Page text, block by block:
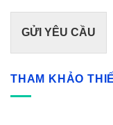
GỬI YÊU CẦU
THAM KHẢO